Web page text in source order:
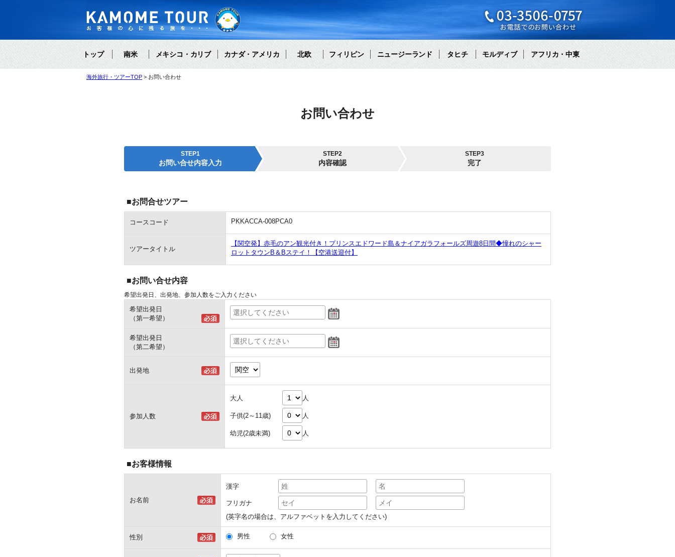
トップ 南米 メキシコ・カリブ カナダ・アメリカ 北欧 フィリピン ニュージーランド タヒチ モルディブ アフリカ・中東
海外旅行・ツアーTOP お問い合わせ
お問い合わせ
STEP1
お問い合せ内容入力
STEP2
内容確認
STEP3
完了
■お問合せツアー
コースコード PKKACCA-008PCA0
ツアータイトル
【関空発】赤毛のアン観光付き！プリンスエドワード島＆ナイアガラフォールズ周遊8日間◆憧れのシャー
ロットタウンB＆Bステイ！【空港送迎付】
■お問い合せ内容
希望出発日、出発地、参加人数をご入力ください
希望出発日
（第一希望）
希望出発日
（第二希望）
出発地
参加人数
大人 人
子供(2～11歳) 人
幼児(2歳未満) 人
■お客様情報
お名前
漢字
フリガナ
(英字名の場合は、アルファベットを入力してください)
性別 男性 女性